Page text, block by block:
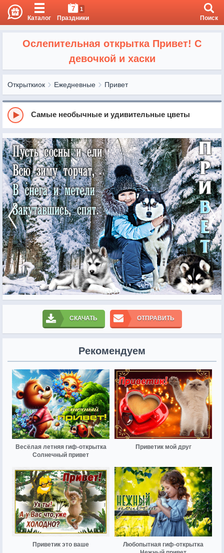
Каталог
7 1
Праздники Поиск
Ослепительная открытка Привет! С
девочкой и хаски
Открыткиок Ежедневные Привет
Самые необычные и удивительные цветы
СКАЧАТЬ ОТПРАВИТЬ
Рекомендуем
Весёлая летняя гиф-открытка
Солнечный привет
Приветик мой друг
Приветик это ваше
Любопытная гиф-открытка